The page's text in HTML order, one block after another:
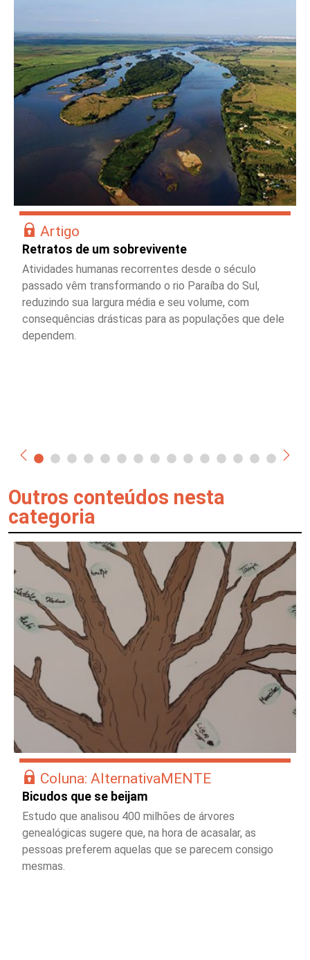
Artigo
Retratos de um sobrevivente
Atividades humanas recorrentes desde o século
passado vêm transformando o rio Paraíba do Sul,
reduzindo sua largura média e seu volume, com
consequências drásticas para as populações que dele
dependem.
Outros conteúdos nesta
categoria
Coluna: AlternativaMENTE
Bicudos que se beijam
Estudo que analisou 400 milhões de árvores
genealógicas sugere que, na hora de acasalar, as
pessoas preferem aquelas que se parecem consigo
mesmas.